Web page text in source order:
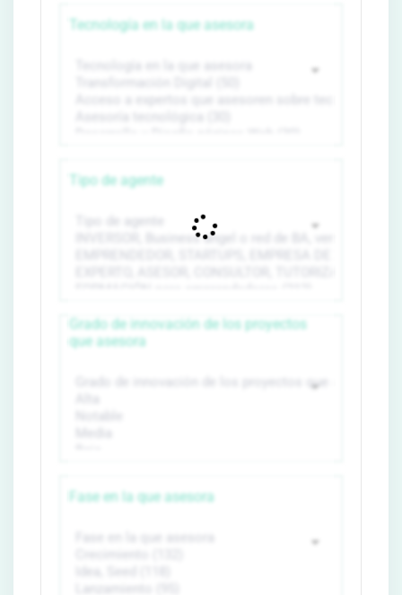
Tecnología en la que asesora
Tipo de agente
Grado de innovación de los proyectos
que asesora
Fase en la que asesora